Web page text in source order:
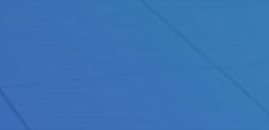
ISBN/ISSN
Tipe Koleksi
Lokasi